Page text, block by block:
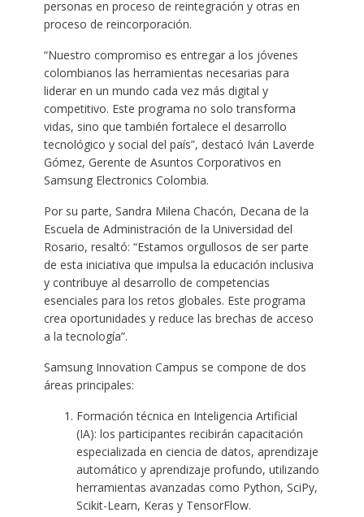
personas en proceso de reintegración y otras en
proceso de reincorporación.
“Nuestro compromiso es entregar a los jóvenes
colombianos las herramientas necesarias para
liderar en un mundo cada vez más digital y
competitivo. Este programa no solo transforma
vidas, sino que también fortalece el desarrollo
tecnológico y social del país”, destacó Iván Laverde
Gómez, Gerente de Asuntos Corporativos en
Samsung Electronics Colombia.
Por su parte, Sandra Milena Chacón, Decana de la
Escuela de Administración de la Universidad del
Rosario, resaltó: “Estamos orgullosos de ser parte
de esta iniciativa que impulsa la educación inclusiva
y contribuye al desarrollo de competencias
esenciales para los retos globales. Este programa
crea oportunidades y reduce las brechas de acceso
a la tecnología”.
Samsung Innovation Campus se compone de dos
áreas principales:
Formación técnica en Inteligencia Artificial
(IA): los participantes recibirán capacitación
especializada en ciencia de datos, aprendizaje
automático y aprendizaje profundo, utilizando
herramientas avanzadas como Python, SciPy,
Scikit-Learn, Keras y TensorFlow.